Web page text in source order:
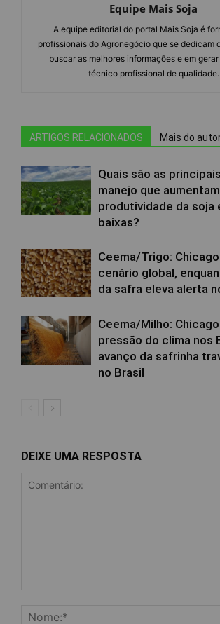
Equipe Mais Soja
A equipe editorial do portal Mais Soja é
profissionais do Agronegócio que se dedicam
buscar as melhores informações e em
técnico profissional de qualidade.
ARTIGOS RELACIONADOS Mais do
Quais são as
manejo que
produtividade da soja
baixas?
Ceema/Trigo:
cenário global,
da safra eleva alerta
Ceema/Milho:
pressão do clima nos
avanço da safrinha
no Brasil
DEIXE UMA RESPOSTA